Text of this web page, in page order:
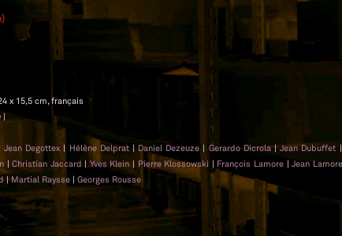
x 15,5 cm, français
|
Jean Degottex | Hélène Delprat|Daniel Dezeuze| Gerardo Dicrola|Jean Dubuffet |
|Christian Jaccard | Yves Klein | Pierre Klossowski | François Lamore |Jean Lamore
|Martial Raysse | Georges Rousse